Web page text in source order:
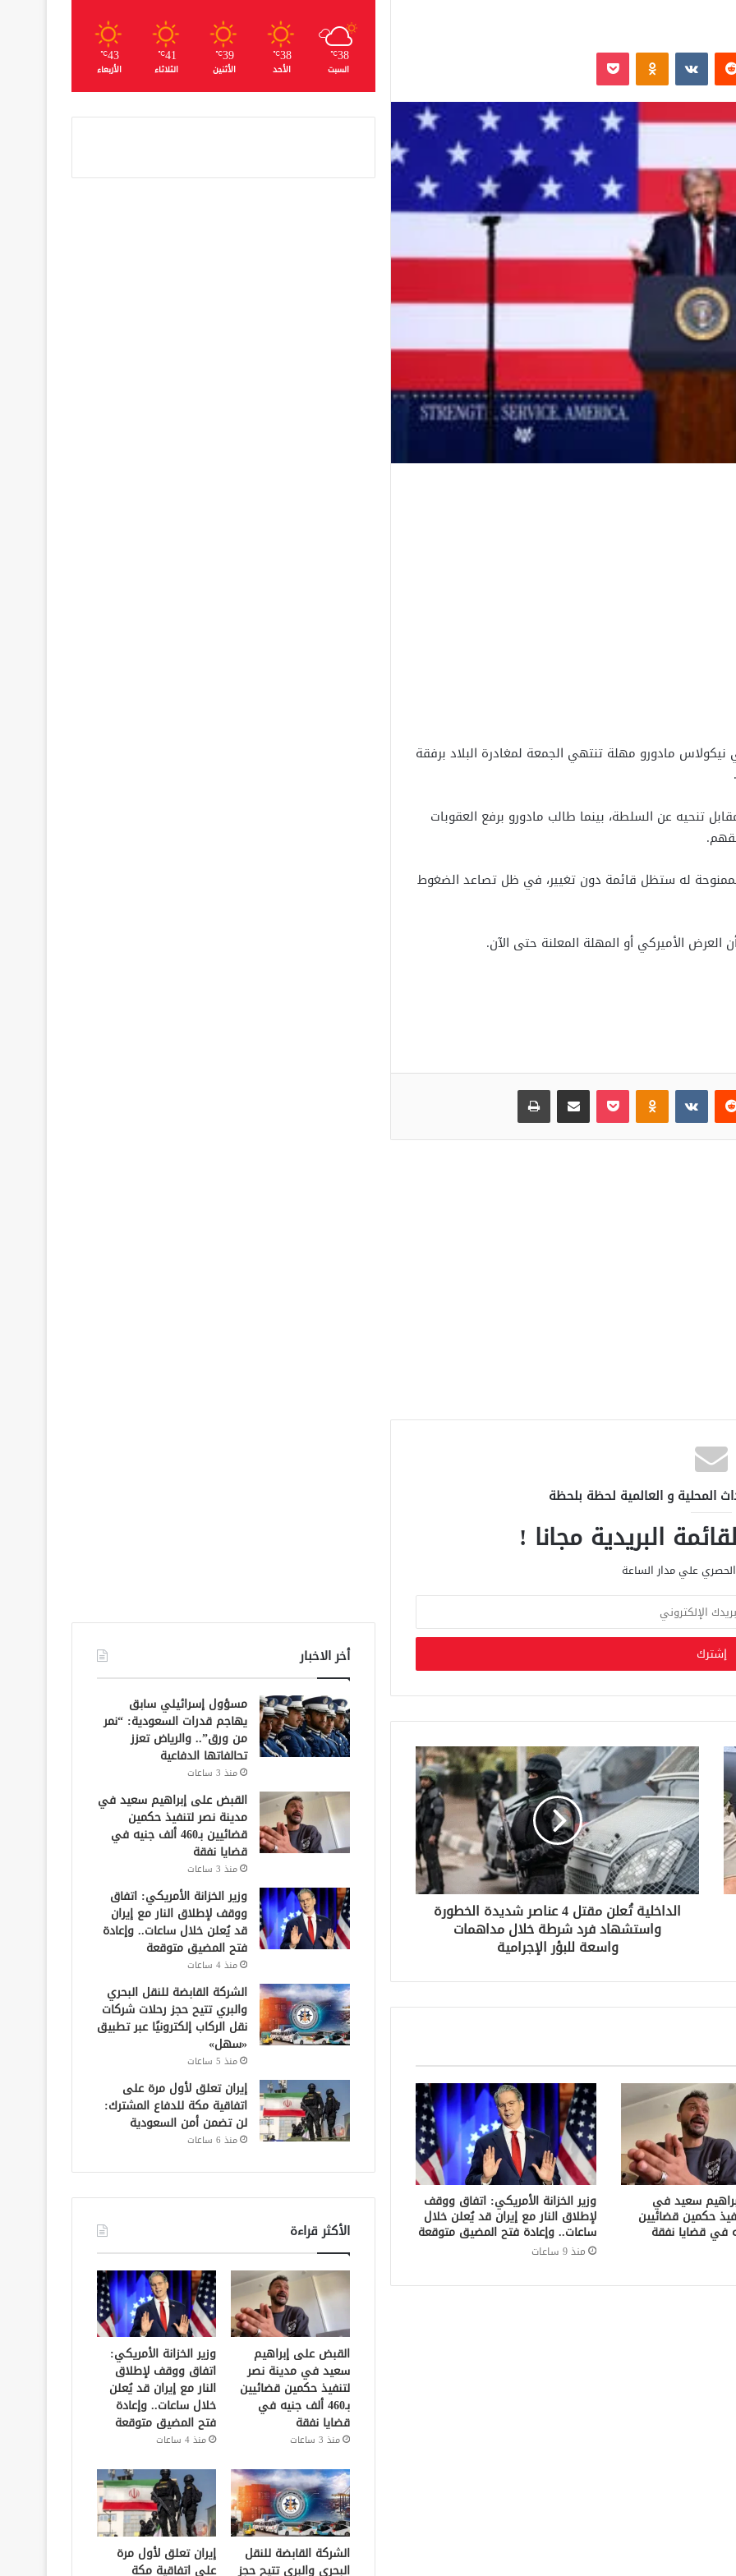
نيكولاس مادورو مهلة تنتهي الجمعة لمغادرة البلاد برفقة
تنحيه عن السلطة، بينما طالب مادورو برفع العقوبات
له ستظل قائمة دون تغيير، في ظل تصاعد الضغوط
الأميركي أو المهلة المعلنة حتى الآن.
بوكيت
المحلية و العالمية لحظة بلحظة
البريدية مجانا !
الداخلية تُعلن مقتل 4 عناصر شديدة الخطورة
واستشهاد فرد شرطة خلال مداهمات
واسعة للبؤر الإجرامية
سعيد في
حكمين قضائيين
وزير الخزانة الأمريكي: اتفاق ووقف
لإطلاق النار مع إيران قد يُعلن خلال
ساعات.. وإعادة فتح المضيق متوقعة
منذ 9 ساعات
38
℃
السبت
38
℃
الأحد
39
℃
الأثنين
41
℃
الثلاثاء
43
℃
الأربعاء
أخر الاخبار
مسؤول إسرائيلي سابق
يهاجم قدرات السعودية: “نمر
من ورق”.. والرياض تعزز
تحالفاتها الدفاعية
منذ 3 ساعات
القبض على إبراهيم سعيد في
مدينة نصر لتنفيذ حكمين
قضائيين بـ460 ألف جنيه في
قضايا نفقة
منذ 3 ساعات
وزير الخزانة الأمريكي: اتفاق
ووقف لإطلاق النار مع إيران
قد يُعلن خلال ساعات.. وإعادة
فتح المضيق متوقعة
منذ 4 ساعات
الشركة القابضة للنقل البحري
والبري تتيح حجز رحلات شركات
نقل الركاب إلكترونيًا عبر تطبيق
«سهل»
منذ 5 ساعات
إيران تعلق لأول مرة على
اتفاقية مكة للدفاع المشترك:
لن تضمن أمن السعودية
منذ 6 ساعات
الأكثر قراءة
القبض على إبراهيم
سعيد في مدينة نصر
لتنفيذ حكمين قضائيين
بـ460 ألف جنيه في
قضايا نفقة
منذ 3 ساعات
وزير الخزانة الأمريكي:
اتفاق ووقف لإطلاق
النار مع إيران قد يُعلن
خلال ساعات.. وإعادة
فتح المضيق متوقعة
منذ 4 ساعات
الشركة القابضة للنقل
البحري والبري تتيح حجز
إيران تعلق لأول مرة
على اتفاقية مكة